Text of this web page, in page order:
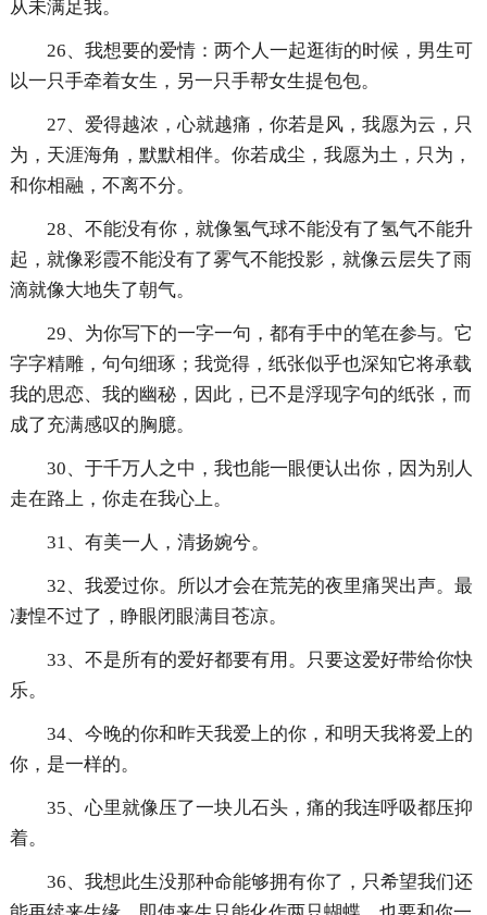
从未满足我。
26、我想要的爱情：两个人一起逛街的时候，男生可
以一只手牵着女生，另一只手帮女生提包包。
27、爱得越浓，心就越痛，你若是风，我愿为云，只
为，天涯海角，默默相伴。你若成尘，我愿为土，只为，
和你相融，不离不分。
28、不能没有你，就像氢气球不能没有了氢气不能升
起，就像彩霞不能没有了雾气不能投影，就像云层失了雨
滴就像大地失了朝气。
29、为你写下的一字一句，都有手中的笔在参与。它
字字精雕，句句细琢；我觉得，纸张似乎也深知它将承载
我的思恋、我的幽秘，因此，已不是浮现字句的纸张，而
成了充满感叹的胸臆。
30、于千万人之中，我也能一眼便认出你，因为别人
走在路上，你走在我心上。
31、有美一人，清扬婉兮。
32、我爱过你。所以才会在荒芜的夜里痛哭出声。最
凄惶不过了，睁眼闭眼满目苍凉。
33、不是所有的爱好都要有用。只要这爱好带给你快
乐。
34、今晚的你和昨天我爱上的你，和明天我将爱上的
你，是一样的。
35、心里就像压了一块儿石头，痛的我连呼吸都压抑
着。
36、我想此生没那种命能够拥有你了，只希望我们还